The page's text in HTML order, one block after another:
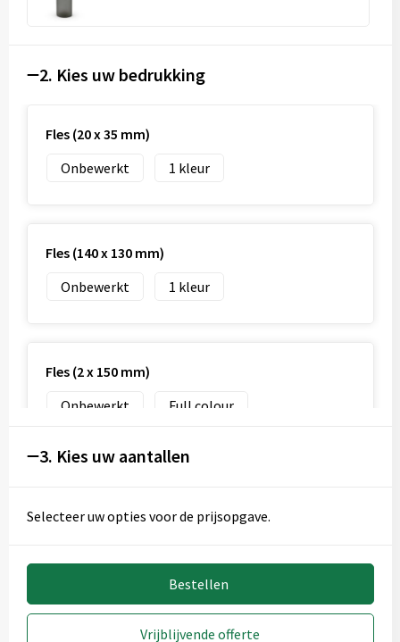
2. Kies uw bedrukking
Fles (20 x 35 mm)
Onbewerkt
1
Fles (140 x 130 mm)
Onbewerkt
1
Fles (2 x 150 mm)
Onbewerkt
Full colour
3. Kies uw aantallen
Selecteer uw opties voor de prijsopgave.
Bestellen
Vrijblijvende offerte